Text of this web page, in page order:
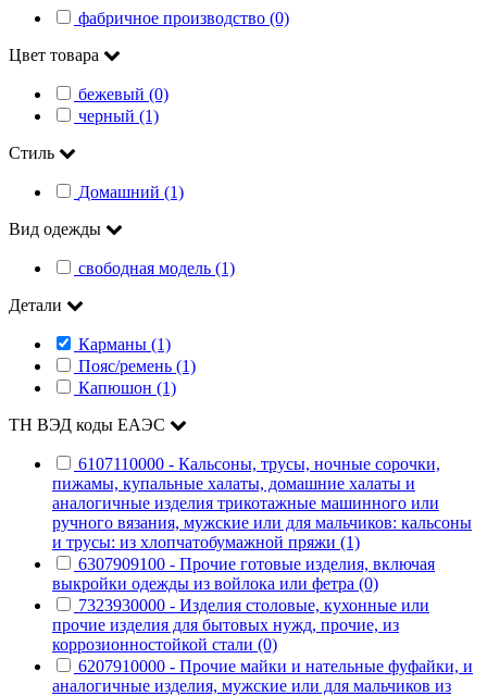
фабричное производство (0)
Цвет товара
бежевый (0)
черный (1)
Стиль
Домашний (1)
Вид одежды
свободная модель (1)
Детали
Карманы (1)
Пояс/ремень (1)
Капюшон (1)
ТН ВЭД коды ЕАЭС
6107110000 - Кальсоны, трусы, ночные сорочки,
пижамы, купальные халаты, домашние халаты и
аналогичные изделия трикотажные машинного или
ручного вязания, мужские или для мальчиков: кальсоны
и трусы: из хлопчатобумажной пряжи (1)
6307909100 - Прочие готовые изделия, включая
выкройки одежды из войлока или фетра (0)
7323930000 - Изделия столовые, кухонные или
прочие изделия для бытовых нужд, прочие, из
коррозионностойкой стали (0)
6207910000 - Прочие майки и нательные фуфайки, и
аналогичные изделия, мужские или для мальчиков из